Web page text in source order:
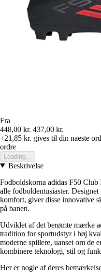
Fra
448,00 kr. 437,00 kr.
+21,85 kr. gives til din naeste
ordre
Loading...
Beskrivelse
Fodboldskorna adidas F50
alle fodboldentusiaster.
komfort, giver disse innovative
på banen.
Udviklet af det berømte mærke
tradition for sportudstyr i høj
moderne spillere, uanset om de
kombinere teknologi, stil og
Her er nogle af deres